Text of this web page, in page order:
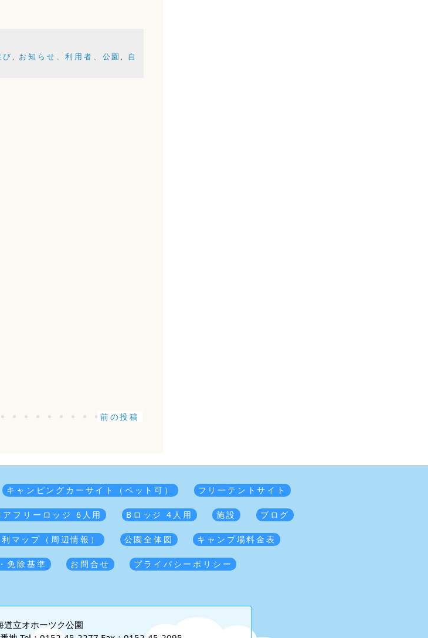
, お知らせ、利用者、公園 , 自
前の投稿
キャンピングカーサイト（ペット可） フリーテントサイト
アフリーロッジ 6人用 Bロッジ 4人用 施設 ブログ
マップ（周辺情報） 公園全体図 キャンプ場料金表
免除基準 お問合せ プライバシーポリシー
道立オホーツク公園